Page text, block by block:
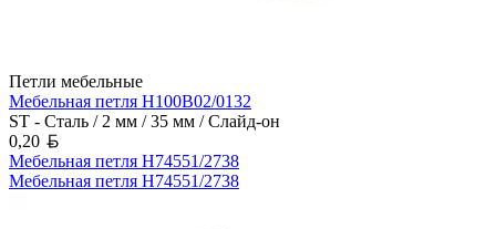
Петли мебельные
Мебельная петля H100B02/0132
ST - Сталь / 2 мм / 35 мм / Слайд-он
0,20
Мебельная петля H74551/2738
Мебельная петля H74551/2738